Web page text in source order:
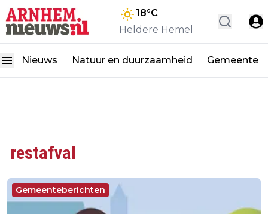
18°C
Heldere Hemel
Nieuws Natuur en duurzaamheid Gemeente
restafval
Gemeenteberichten